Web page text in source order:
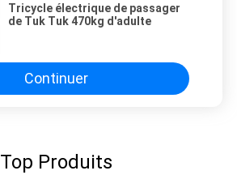
Tricycle électrique de passager
de Tuk Tuk 470kg d'adulte
Continuer
Top Produits